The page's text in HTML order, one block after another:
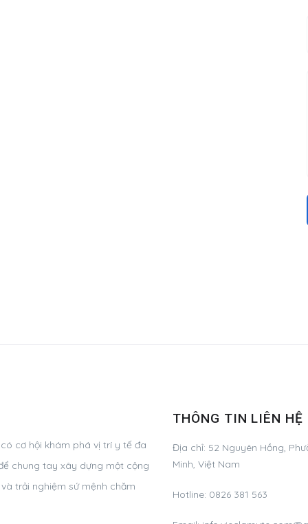
cơ hội khám phá vị trí y tế đa
chung tay xây dựng một cộng
trải nghiệm sứ mệnh chăm
THÔNG TIN LIÊN HỆ
Địa chỉ: 52 Nguyên Hồng,
Minh, Việt Nam
Hotline: 0826 381 563